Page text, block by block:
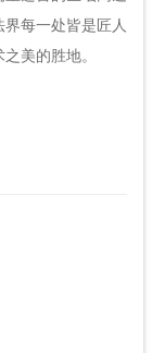
每一处皆是匠人
美的胜地。